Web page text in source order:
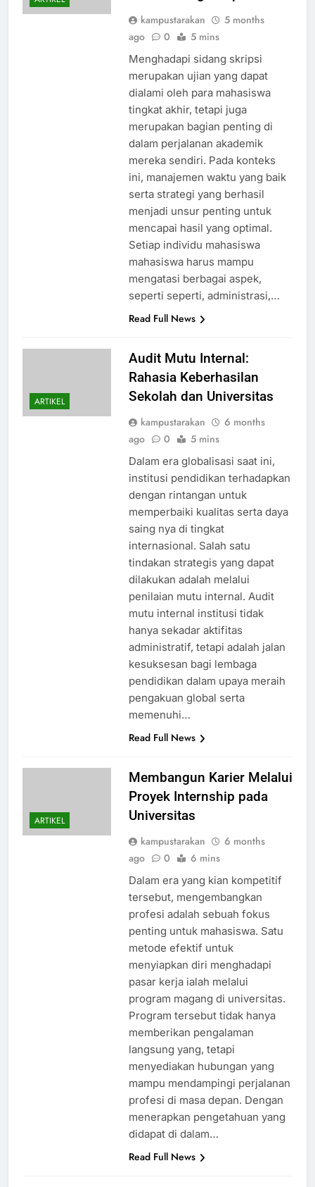
kampustarakan
5 months
ago
0 5 mins
Menghadapi sidang skripsi
merupakan ujian yang dapat
dialami oleh para mahasiswa
tingkat akhir, tetapi juga
merupakan bagian penting di
dalam perjalanan akademik
mereka sendiri. Pada konteks
ini, manajemen waktu yang baik
serta strategi yang berhasil
menjadi unsur penting untuk
mencapai hasil yang optimal.
Setiap individu mahasiswa
mahasiswa harus mampu
mengatasi berbagai aspek,
seperti seperti, administrasi,…
Read Full News
ARTIKEL
Audit Mutu Internal:
Rahasia Keberhasilan
Sekolah dan Universitas
kampustarakan
6 months
ago
0 5 mins
Dalam era globalisasi saat ini,
institusi pendidikan terhadapkan
dengan rintangan untuk
memperbaiki kualitas serta daya
saing nya di tingkat
internasional. Salah satu
tindakan strategis yang dapat
dilakukan adalah melalui
penilaian mutu internal. Audit
mutu internal institusi tidak
hanya sekadar aktifitas
administratif, tetapi adalah jalan
kesuksesan bagi lembaga
pendidikan dalam upaya meraih
pengakuan global serta
memenuhi…
Read Full News
ARTIKEL
Membangun Karier Melalui
Proyek Internship pada
Universitas
kampustarakan
6 months
ago
0 6 mins
Dalam era yang kian kompetitif
tersebut, mengembangkan
profesi adalah sebuah fokus
penting untuk mahasiswa. Satu
metode efektif untuk
menyiapkan diri menghadapi
pasar kerja ialah melalui
program magang di universitas.
Program tersebut tidak hanya
memberikan pengalaman
langsung yang, tetapi
menyediakan hubungan yang
mampu mendampingi perjalanan
profesi di masa depan. Dengan
menerapkan pengetahuan yang
didapat di dalam…
Read Full News